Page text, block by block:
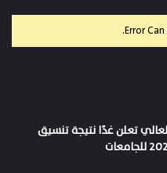
Error
تعلن غدًا نتيجة تنسيق